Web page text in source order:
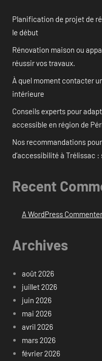
Planification de projet de
le début
Rénovation maison ou
réussir vos travaux.
À quel moment contacter
intérieure
Conseils experts pour
accessible en région de
Nos recommandations
d’accessibilité à Trélissac
Recent
A WordPress Commenter
Archives
août 2026
juillet 2026
juin 2026
mai 2026
avril 2026
mars 2026
février 2026